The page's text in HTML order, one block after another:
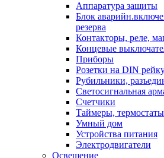
Аппаратура защиты
Блок
резерва
Контакторы, реле,
Концевые
Приборы
Розетки на DIN
Рубильники,
Светосигнальная
Счетчики
Таймеры, термостаты
Умный дом
Устройства питания
Электродвигатели
Освещение